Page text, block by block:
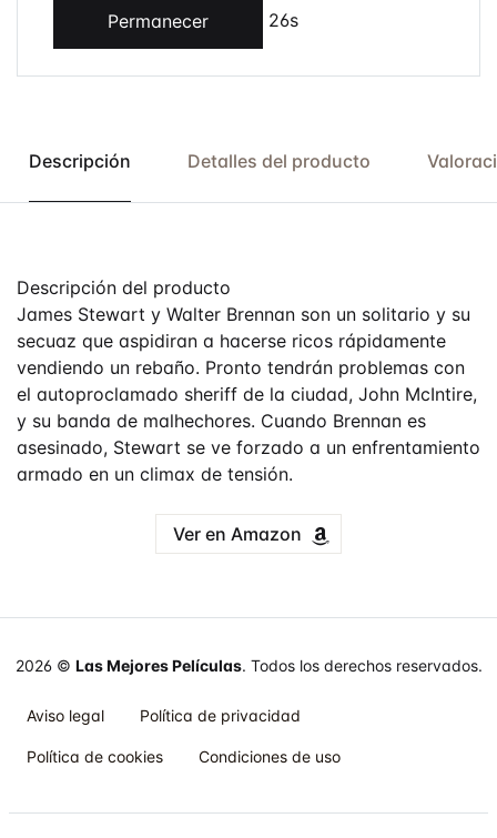
Permanecer 26s
Descripción Detalles del producto
Descripción del producto
James Stewart y Walter Brennan son un solitario y su
secuaz que aspidiran a hacerse ricos rápidamente
vendiendo un rebaño. Pronto tendrán problemas con
el autoproclamado sheriff de la ciudad, John McIntire,
y su banda de malhechores. Cuando Brennan es
asesinado, Stewart se ve forzado a un enfrentamiento
armado en un climax de tensión.
Ver en Amazon
2026 © Las Mejores Películas. Todos los derechos reservados.
Aviso legal Política de privacidad
Política de cookies Condiciones de uso